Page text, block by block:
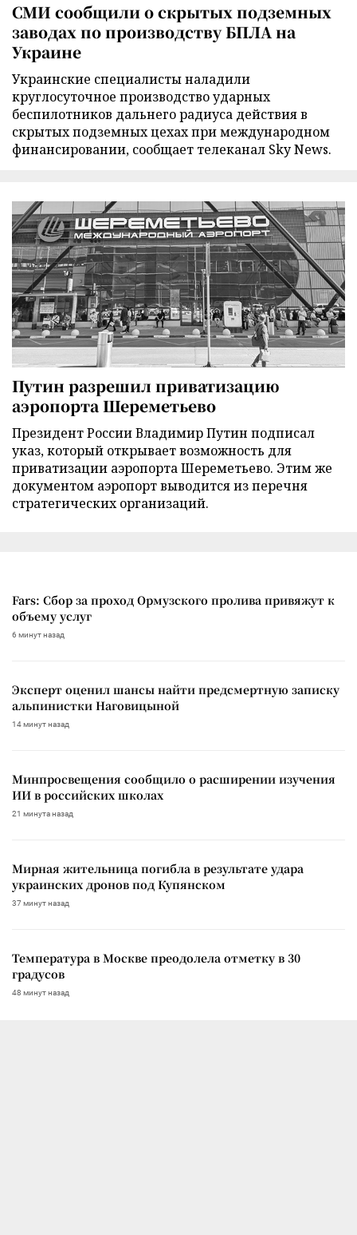
СМИ сообщили о скрытых подземных
заводах по производству БПЛА на
Украине
Украинские специалисты наладили
круглосуточное производство ударных
беспилотников дальнего радиуса действия в
скрытых подземных цехах при международном
финансировании, сообщает телеканал Sky News.
Путин разрешил приватизацию
аэропорта Шереметьево
Президент России Владимир Путин подписал
указ, который открывает возможность для
приватизации аэропорта Шереметьево. Этим же
документом аэропорт выводится из перечня
стратегических организаций.
Fars: Сбор за проход Ормузского пролива привяжут к
объему услуг
6 минут назад
Эксперт оценил шансы найти предсмертную записку
альпинистки Наговицыной
14 минут назад
Минпросвещения сообщило о расширении изучения
ИИ в российских школах
21 минута назад
Мирная жительница погибла в результате удара
украинских дронов под Купянском
37 минут назад
Температура в Москве преодолела отметку в 30
градусов
48 минут назад